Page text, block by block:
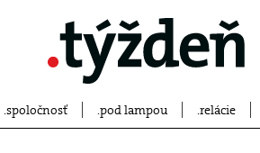
spoločnosť pod lampou relácie